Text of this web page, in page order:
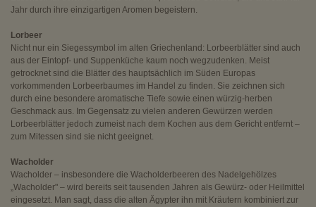
Jahr durch ihre einzigartigen Aromen begeistern.
Lorbeer
Nicht nur ein Siegessymbol im alten Griechenland: Lorbeerblätter sind auch
aus der Eintopf- und Suppenküche kaum noch wegzudenken. Meist
getrocknet sind die Blätter des hauptsächlich im Süden Europas
vorkommenden Lorbeerbaumes im Handel zu finden. Sie zeichnen sich
durch eine besondere aromatische Tiefe sowie einen würzig-herben
Geschmack aus. Im Gegensatz zu vielen anderen Gewürzen werden
Lorbeerblätter jedoch zumeist nach dem Kochen aus dem Gericht entfernt –
zum Mitessen sind sie nicht geeignet.
Wacholder
Wacholder – insbesondere die Wacholderbeeren des Nadelgehölzes
„Wacholder" – wird bereits seit tausenden Jahren als Gewürz- oder Heilmittel
eingesetzt. Man sagt, dass die alten Ägypter ihn mit Kräutern kombiniert zur